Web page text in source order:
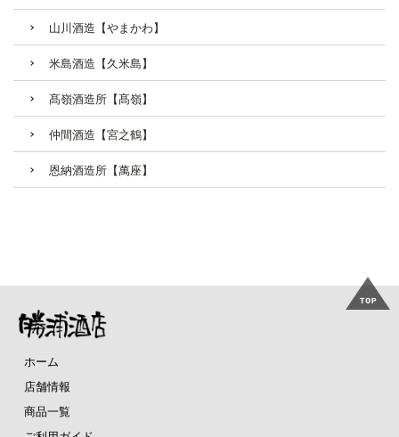
山川酒造【やまかわ】
米島酒造【久米島】
髙嶺酒造所【髙嶺】
仲間酒造【宮之鶴】
恩納酒造所【萬座】
ホーム
店舗情報
商品一覧